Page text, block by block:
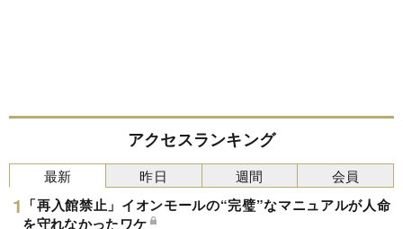
アクセスランキング
最新
「再入館禁止」イオンモールの“完璧”なマニュアルが人命
を守れなかったワケ
昨日 週間 会員